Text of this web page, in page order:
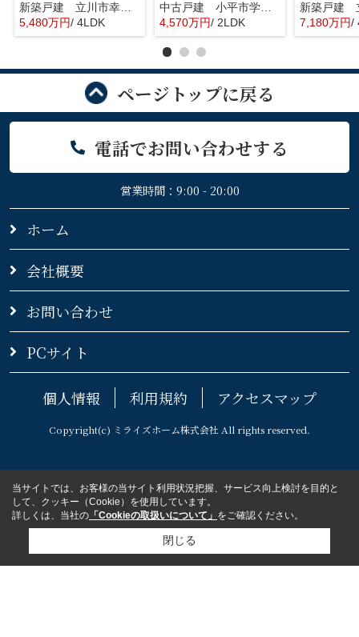
新築戸建 立川市幸町6丁目 全1棟
5,480万円/ 4LDK
中古戸建 小平市学園東町 全1棟
4,570万円/ 2LDK 7,180万円/
ページトップに戻る
電話でお問い合わせする
営業時間：9:00 - 20:00
ホーム
会社概要
お問い合わせ
PCサイト
個人情報 利用規約 アクセスマップ
Copyright(c) ミライズホーム株式会社 All rights reserved.
当サイトでは、お客様の当サイト利用状況把握、サービス向上検討を目的と
して、クッキー（Cookie）を使用しています。
詳しくは、当社の 「Cookieの取扱いについて」 をご確認ください。
閉じる